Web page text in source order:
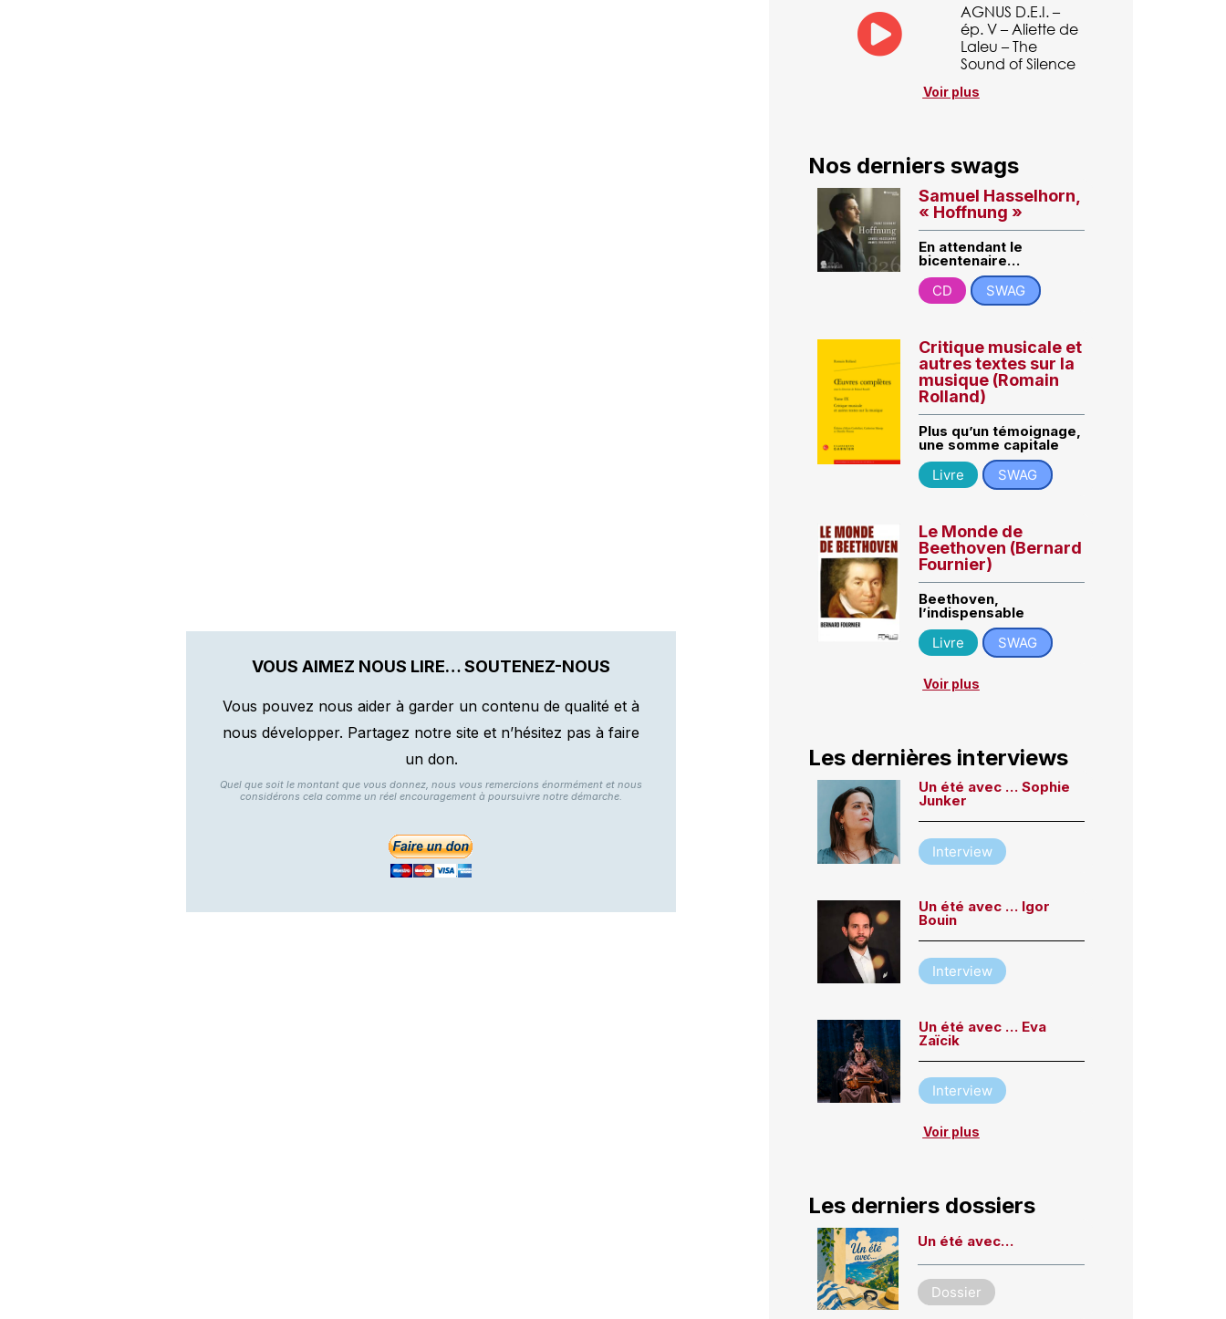
VOUS AIMEZ NOUS LIRE… SOUTENEZ-NOUS
Vous pouvez nous aider à garder un contenu de qualité et à
nous développer. Partagez notre site et n’hésitez pas à faire
un don.
Quel que soit le montant que vous donnez, nous vous remercions énormément et nous
considérons cela comme un réel encouragement à poursuivre notre démarche.
AGNUS D.E.I. –
ép. V – Aliette de
Laleu – The
Sound of Silence
Voir plus
Nos derniers swags
Samuel Hasselhorn,
« Hoffnung »
En attendant le
bicentenaire…
CD
SWAG
Critique musicale et
autres textes sur la
musique (Romain
Rolland)
Plus qu’un témoignage,
une somme capitale
Livre
SWAG
Le Monde de
Beethoven (Bernard
Fournier)
Beethoven,
l’indispensable
Livre
SWAG
Voir plus
Les dernières interviews
Un été avec … Sophie
Junker
Interview
Un été avec … Igor
Bouin
Interview
Un été avec … Eva
Zaïcik
Interview
Voir plus
Les derniers dossiers
Un été avec…
Dossier